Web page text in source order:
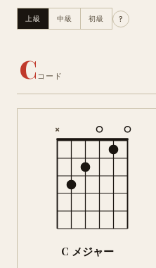
上級 中級 初級 ?
C コード
×
C メジャー